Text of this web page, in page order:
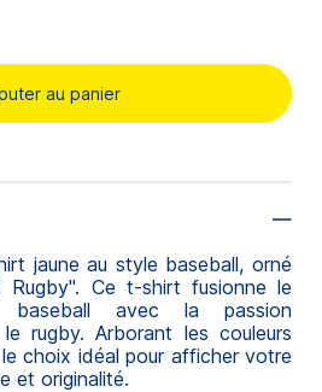
au panier
jaune au style baseball, orné
Rugby". Ce t-shirt fusionne le
avec la passion
rugby. Arborant les couleurs
choix idéal pour afficher votre
et originalité.